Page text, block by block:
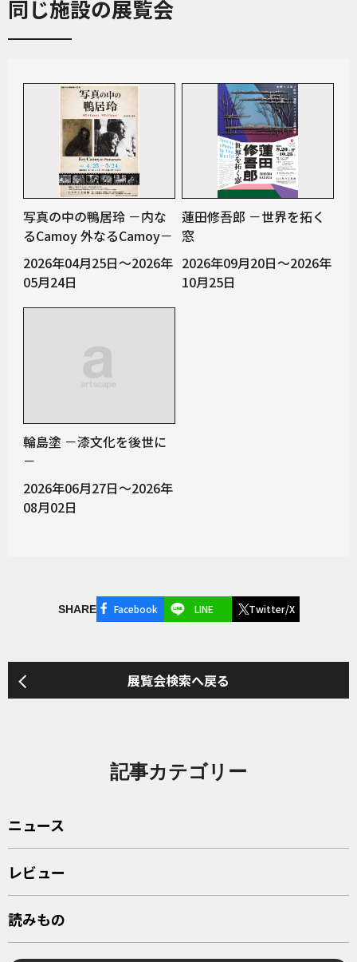
同じ施設の展覧会
写真の中の鴨居玲 －内な
るCamoy 外なるCamoy－
2026年04月25日～2026年
05月24日
蓮田修吾郎 －世界を拓く
窓
2026年09月20日～2026年
10月25日
輪島塗 －漆文化を後世に
－
2026年06月27日～2026年
08月02日
SHARE Facebook LINE Twitter/X
展覧会検索へ戻る
記事カテゴリー
ニュース
レビュー
読みもの